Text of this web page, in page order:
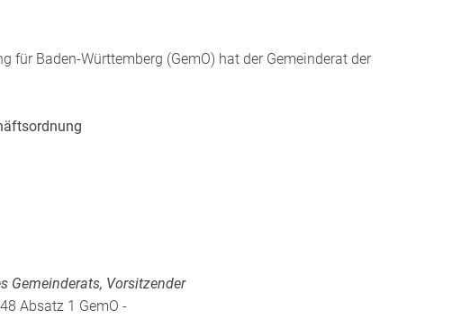
für Baden-Württemberg (GemO) hat der Gemeinderat der
Gemeinderats, Vorsitzender
Absatz 1 GemO -